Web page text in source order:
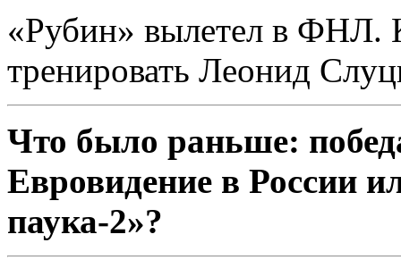
«Рубин» вылетел в ФНЛ.
тренировать Леонид
Что было раньше:
Евровидение в России
паука-2»?